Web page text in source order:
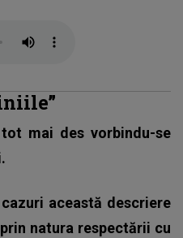
mai des vorbindu-se
această descriere
natura respectării cu